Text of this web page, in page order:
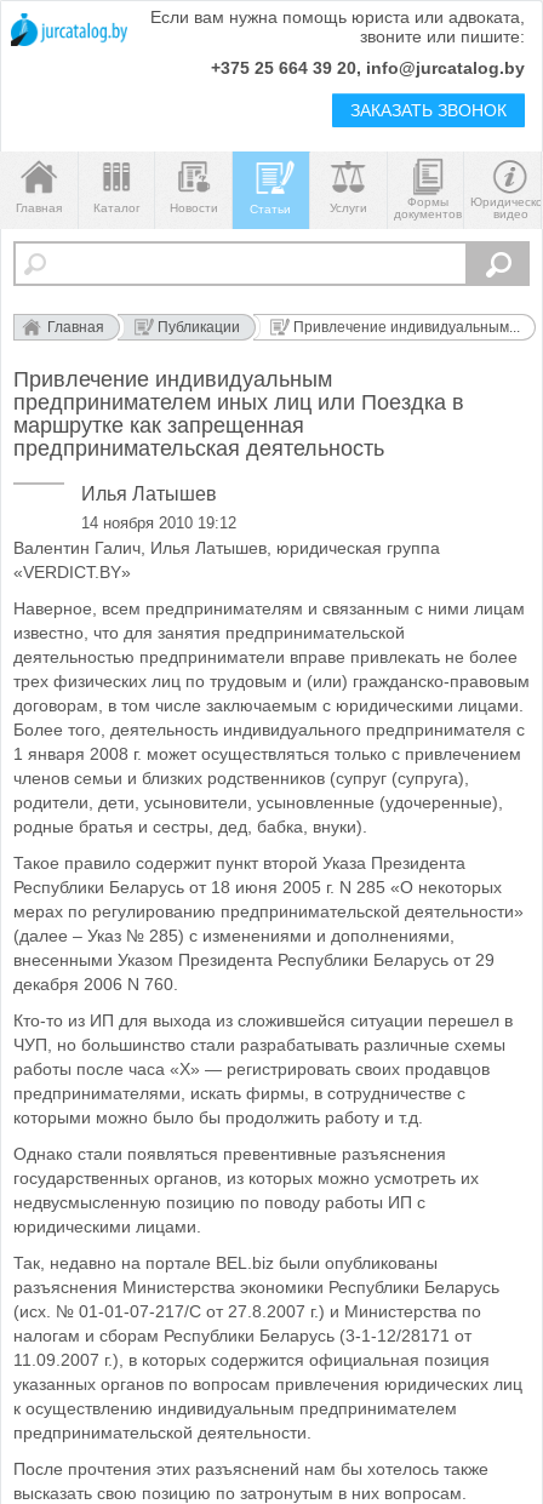
Если вам нужна помощь юриста или адвоката,
звоните или пишите:
+375 25 664 39 20, info@jurcatalog.by
ЗАКАЗАТЬ ЗВОНОК
Главная Каталог Новости Статьи Услуги
Формы
документов
видео
Главная Публикации Привлечение индивидуальным...
Привлечение индивидуальным
предпринимателем иных лиц или Поездка в
маршрутке как запрещенная
предпринимательская деятельность
Илья Латышев
14 ноября 2010 19:12
Валентин Галич, Илья Латышев, юридическая группа
«VERDICT.BY»
Наверное, всем предпринимателям и связанным с ними лицам
известно, что для занятия предпринимательской
деятельностью предприниматели вправе привлекать не более
трех физических лиц по трудовым и (или) гражданско-правовым
договорам, в том числе заключаемым с юридическими лицами.
Более того, деятельность индивидуального предпринимателя с
1 января 2008 г. может осуществляться только с привлечением
членов семьи и близких родственников (супруг (супруга),
родители, дети, усыновители, усыновленные (удочеренные),
родные братья и сестры, дед, бабка, внуки).
Такое правило содержит пункт второй Указа Президента
Республики Беларусь от 18 июня 2005 г. N 285 «О некоторых
мерах по регулированию предпринимательской деятельности»
(далее – Указ № 285) с изменениями и дополнениями,
внесенными Указом Президента Республики Беларусь от 29
декабря 2006 N 760.
Кто-то из ИП для выхода из сложившейся ситуации перешел в
ЧУП, но большинство стали разрабатывать различные схемы
работы после часа «Х» — регистрировать своих продавцов
предпринимателями, искать фирмы, в сотрудничестве с
которыми можно было бы продолжить работу и т.д.
Однако стали появляться превентивные разъяснения
государственных органов, из которых можно усмотреть их
недвусмысленную позицию по поводу работы ИП с
юридическими лицами.
Так, недавно на портале BEL.biz были опубликованы
разъяснения Министерства экономики Республики Беларусь
(исх. № 01-01-07-217/С от 27.8.2007 г.) и Министерства по
налогам и сборам Республики Беларусь (3-1-12/28171 от
11.09.2007 г.), в которых содержится официальная позиция
указанных органов по вопросам привлечения юридических лиц
к осуществлению индивидуальным предпринимателем
предпринимательской деятельности.
После прочтения этих разъяснений нам бы хотелось также
высказать свою позицию по затронутым в них вопросам.